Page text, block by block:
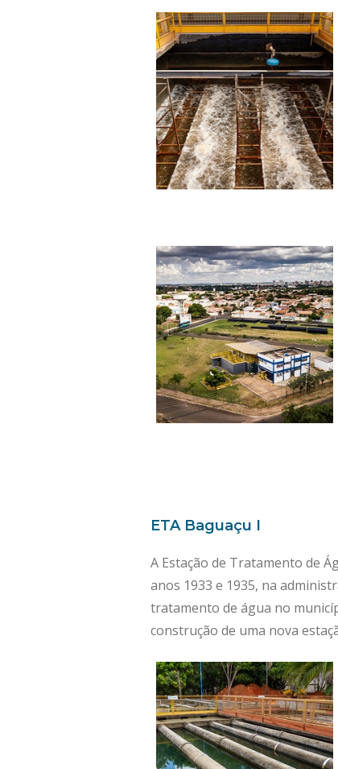
ETA Baguaçu I
A Estação de Tratamento de
anos 1933 e 1935, na
tratamento de água no
construção de uma nova